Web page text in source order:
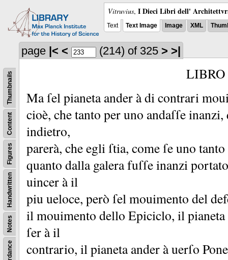
Vitruvius, I Dieci Libri dell'
Text Text Image Image XML
Notes
Handwritten
Figures
Content
Thumbnails
page |< < (214) of 325 > >|
LIBRO
Ma ſel pianeta ander à di contrari
cioè, che tanto per uno andaſſe
indietro,
parerà, che egli ſtia, come ſe uno
quanto dalla galera fuſſe inanzi
uincer à il
piu ueloce, però ſel mouimento del
il mouimento dello Epiciclo, il pianeta
ſer à il
contrario, il pianeta ander à uerſo